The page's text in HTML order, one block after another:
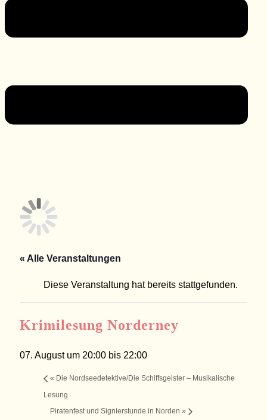
« Alle Veranstaltungen
Diese Veranstaltung hat bereits stattgefunden.
Krimilesung Norderney
07. August um 20:00 bis 22:00
« Die Nordseedetektive/Die Schiffsgeister – Musikalische
Lesung
Piratenfest und Signierstunde in Norden »